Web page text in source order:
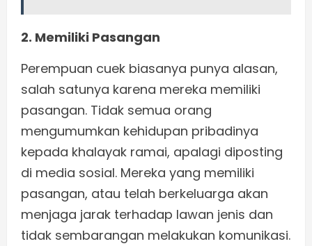
2. Memiliki Pasangan
Perempuan cuek biasanya punya alasan,
salah satunya karena mereka memiliki
pasangan. Tidak semua orang
mengumumkan kehidupan pribadinya
kepada khalayak ramai, apalagi diposting
di media sosial. Mereka yang memiliki
pasangan, atau telah berkeluarga akan
menjaga jarak terhadap lawan jenis dan
tidak sembarangan melakukan komunikasi.